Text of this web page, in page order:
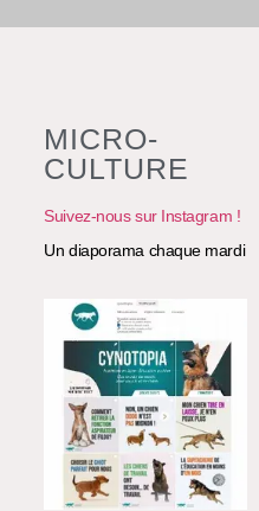
MICRO-
CULTURE
Suivez-nous sur Instagram !
Un diaporama chaque mardi